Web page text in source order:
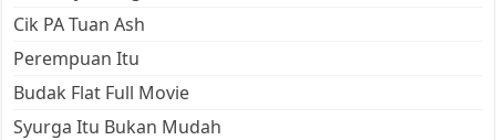
Cik PA Tuan Ash
Perempuan Itu
Budak Flat Full Movie
Syurga Itu Bukan Mudah